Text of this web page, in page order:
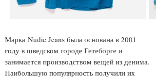
Марка Nudie Jeans была основана в 2001
году в шведском городе Гетеборге и
занимается производством вещей из денима.
Наибольшую популярность получили их